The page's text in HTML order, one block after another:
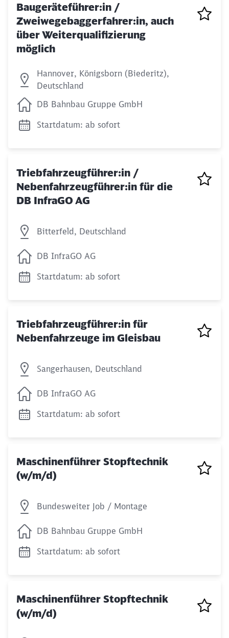
Baugeräteführer:in /
Zweiwegebaggerfahrer:in, auch
über Weiterqualifizierung
möglich
Hannover, Königsborn (Biederitz),
Deutschland
DB Bahnbau Gruppe GmbH
Startdatum: ab sofort
Triebfahrzeugführer:in /
Nebenfahrzeugführer:in für die
DB InfraGO AG
Bitterfeld, Deutschland
DB InfraGO AG
Startdatum: ab sofort
Triebfahrzeugführer:in für
Nebenfahrzeuge im Gleisbau
Sangerhausen, Deutschland
DB InfraGO AG
Startdatum: ab sofort
Maschinenführer Stopftechnik
(w/m/d)
Bundesweiter Job / Montage
DB Bahnbau Gruppe GmbH
Startdatum: ab sofort
Maschinenführer Stopftechnik
(w/m/d)